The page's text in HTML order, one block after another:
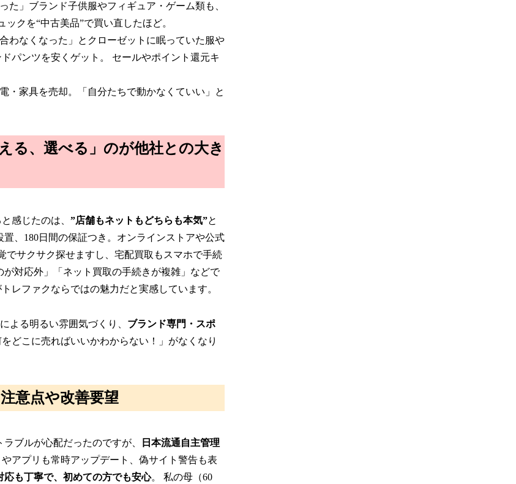
た」ブランド子供服やフィギュア・ゲーム類も、
クを“中古美品”で買い直したほど。
わなくなった」とクローゼットに眠っていた服や
パンツを安くゲット。 セールやポイント還元キ
・家具を売却。「自分たちで動かなくていい」と
る、選べる」のが他社との大き
感じたのは、 ”店舗もネットもどちらも本気”と
、180日間の保証つき。オンラインストアや公式
でサクサク探せますし、宅配買取もスマホで手続
対応外」「ネット買取の手続きが複雑」などで
レファクならではの魅力だと実感しています。
による明るい雰囲気づくり、 ブランド専門・スポ
どこに売ればいいかわからない！」がなくなり
意点や改善要望
ブルが心配だったのですが、
日本流通自主管理
アプリも常時アップデート、偽サイト警告も表
応も丁寧で、初めての方でも安心。 私の母（60